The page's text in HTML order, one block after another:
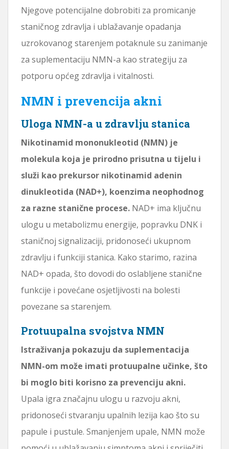
Njegove potencijalne dobrobiti za promicanje
staničnog zdravlja i ublažavanje opadanja
uzrokovanog starenjem potaknule su zanimanje
za suplementaciju NMN-a kao strategiju za
potporu općeg zdravlja i vitalnosti.
NMN i prevencija akni
Uloga NMN-a u zdravlju stanica
Nikotinamid mononukleotid (NMN) je
molekula koja je prirodno prisutna u tijelu i
služi kao prekursor nikotinamid adenin
dinukleotida (NAD+), koenzima neophodnog
za razne stanične procese. NAD+ ima ključnu
ulogu u metabolizmu energije, popravku DNK i
staničnoj signalizaciji, pridonoseći ukupnom
zdravlju i funkciji stanica. Kako starimo, razina
NAD+ opada, što dovodi do oslabljene stanične
funkcije i povećane osjetljivosti na bolesti
povezane sa starenjem.
Protuupalna svojstva NMN
Istraživanja pokazuju da suplementacija
NMN-om može imati protuupalne učinke, što
bi moglo biti korisno za prevenciju akni.
Upala igra značajnu ulogu u razvoju akni,
pridonoseći stvaranju upalnih lezija kao što su
papule i pustule. Smanjenjem upale, NMN može